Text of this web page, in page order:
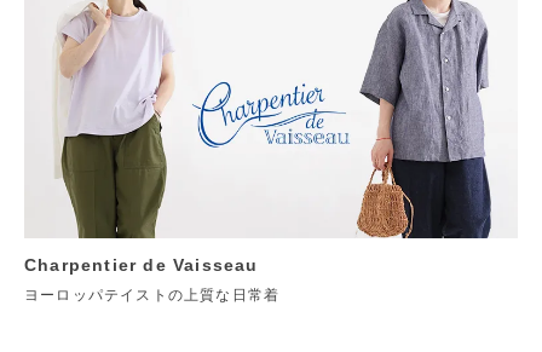
Charpentier de Vaisseau
ヨーロッパテイストの上質な日常着